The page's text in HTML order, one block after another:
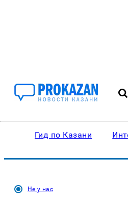
Гид по Казани
Не у нас